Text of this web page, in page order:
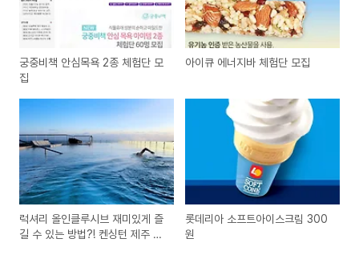
궁중비책 안심목욕 2종 체험단 모
집
아이큐 에너지바 체험단 모집
럭셔리 올인클루시브 재미있게 즐
길 수 있는 방법?! 켄싱턴 제주 호
롯데리아 소프트아이스크림 300
원